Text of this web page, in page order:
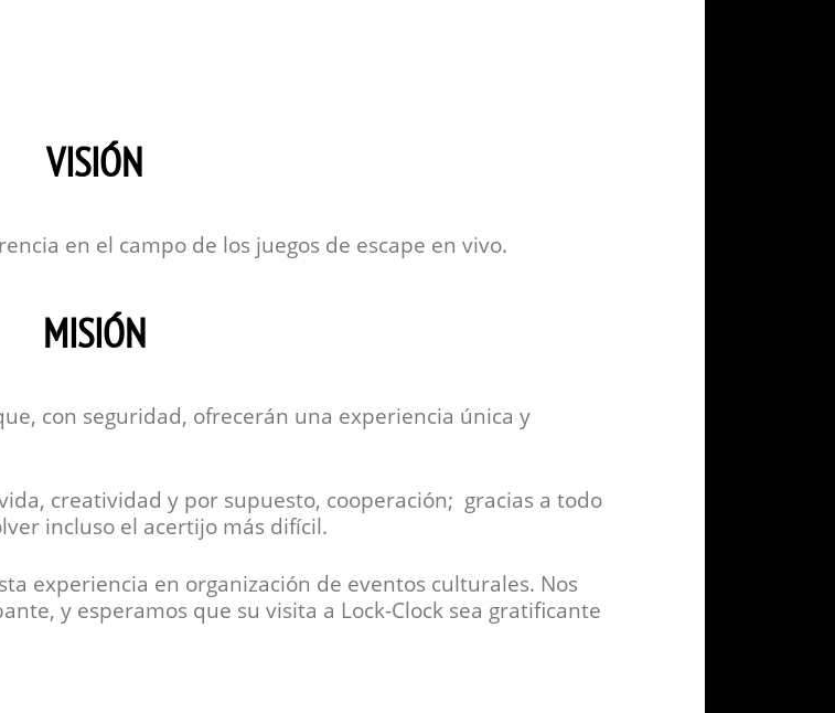
VISIÓN
en el campo de los juegos de escape en vivo.
MISIÓN
con seguridad, ofrecerán una experiencia única y
creatividad y por supuesto, cooperación; gracias a todo
incluso el acertijo más difícil.
experiencia en organización de eventos culturales. Nos
y esperamos que su visita a Lock-Clock sea gratificante